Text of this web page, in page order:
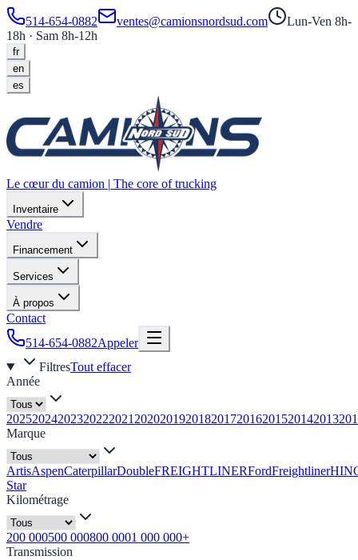
514-654-0882 ventes@camionsnordsud.com
Lun-Ven 8h-
18h · Sam 8h-12h
fr
en
es
Le cœur du camion | The core of trucking
Inventaire
Vendre
Financement
Services
À propos
Contact
514-654-0882Appeler
FiltresTout effacer
Année
20252024202320222021 20202019201820172016201520142013
Marque
ArtisAspenCaterpillarDoubleFREIGHTLINERFordFreightliner
Star
Kilométrage
200 000500 000800 0001 000 000+
Transmission